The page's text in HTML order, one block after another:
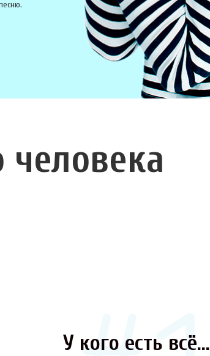
У кого есть всё...